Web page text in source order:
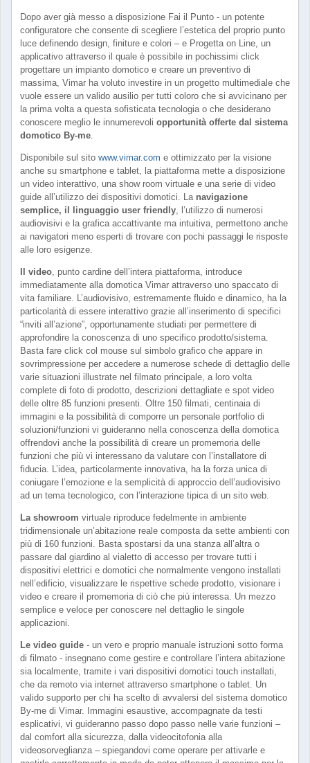
Dopo aver già messo a disposizione Fai il Punto - un potente
configuratore che consente di scegliere l’estetica del proprio punto
luce definendo design, finiture e colori – e Progetta on Line, un
applicativo attraverso il quale è possibile in pochissimi click
progettare un impianto domotico e creare un preventivo di
massima, Vimar ha voluto investire in un progetto multimediale che
vuole essere un valido ausilio per tutti coloro che si avvicinano per
la prima volta a questa sofisticata tecnologia o che desiderano
conoscere meglio le innumerevoli opportunità offerte dal sistema
domotico By-me.
Disponibile sul sito www.vimar.com e ottimizzato per la visione
anche su smartphone e tablet, la piattaforma mette a disposizione
un video interattivo, una show room virtuale e una serie di video
guide all’utilizzo dei dispositivi domotici. La navigazione
semplice, il linguaggio user friendly, l’utilizzo di numerosi
audiovisivi e la grafica accattivante ma intuitiva, permettono anche
ai navigatori meno esperti di trovare con pochi passaggi le risposte
alle loro esigenze.
Il video, punto cardine dell’intera piattaforma, introduce
immediatamente alla domotica Vimar attraverso uno spaccato di
vita familiare. L’audiovisivo, estremamente fluido e dinamico, ha la
particolarità di essere interattivo grazie all’inserimento di specifici
“inviti all’azione”, opportunamente studiati per permettere di
approfondire la conoscenza di uno specifico prodotto/sistema.
Basta fare click col mouse sul simbolo grafico che appare in
sovrimpressione per accedere a numerose schede di dettaglio delle
varie situazioni illustrate nel filmato principale, a loro volta
complete di foto di prodotto, descrizioni dettagliate e spot video
delle oltre 85 funzioni presenti. Oltre 150 filmati, centinaia di
immagini e la possibilità di comporre un personale portfolio di
soluzioni/funzioni vi guideranno nella conoscenza della domotica
offrendovi anche la possibilità di creare un promemoria delle
funzioni che più vi interessano da valutare con l’installatore di
fiducia. L’idea, particolarmente innovativa, ha la forza unica di
coniugare l’emozione e la semplicità di approccio dell’audiovisivo
ad un tema tecnologico, con l’interazione tipica di un sito web.
La showroom virtuale riproduce fedelmente in ambiente
tridimensionale un’abitazione reale composta da sette ambienti con
più di 160 funzioni. Basta spostarsi da una stanza all’altra o
passare dal giardino al vialetto di accesso per trovare tutti i
dispositivi elettrici e domotici che normalmente vengono installati
nell’edificio, visualizzare le rispettive schede prodotto, visionare i
video e creare il promemoria di ciò che più interessa. Un mezzo
semplice e veloce per conoscere nel dettaglio le singole
applicazioni.
Le video guide - un vero e proprio manuale istruzioni sotto forma
di filmato - insegnano come gestire e controllare l’intera abitazione
sia localmente, tramite i vari dispositivi domotici touch installati,
che da remoto via internet attraverso smartphone o tablet. Un
valido supporto per chi ha scelto di avvalersi del sistema domotico
By-me di Vimar. Immagini esaustive, accompagnate da testi
esplicativi, vi guideranno passo dopo passo nelle varie funzioni –
dal comfort alla sicurezza, dalla videocitofonia alla
videosorveglianza – spiegandovi come operare per attivarle e